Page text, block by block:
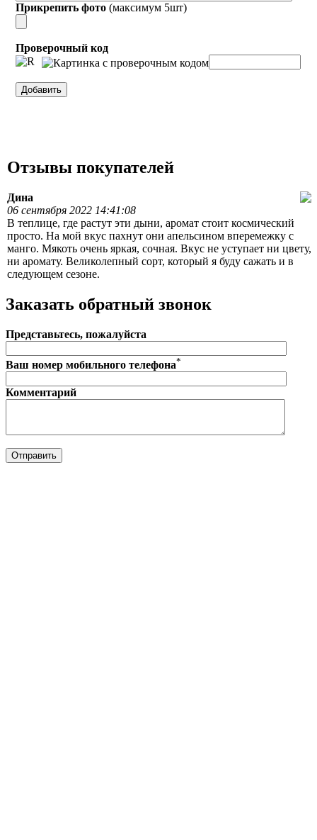
Прикрепить фото (максимум 5шт)
Проверочный код
Отзывы покупателей
Дина
06 сентября 2022 14:41:08
В теплице, где растут эти дыни, аромат стоит космический
просто. На мой вкус пахнут они апельсином вперемежку с
манго. Мякоть очень яркая, сочная. Вкус не уступает ни цвету,
ни аромату. Великолепный сорт, который я буду сажать и в
следующем сезоне.
Заказать обратный звонок
Представьтесь, пожалуйста
Ваш номер мобильного телефона*
Комментарий